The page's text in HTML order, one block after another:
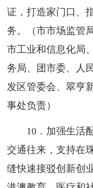
证，打造家门口、
务。（市市场监管
市工业和信息化局
务局、团市委、人
发区管委会、翠亨
事处负责）
10 ．加强生活
交通往来，支持在
缝快速接驳创新创